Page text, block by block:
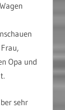
Opa und
sehr